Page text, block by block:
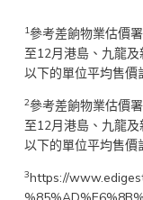
1參考差餉物業估價
至12月港島、九龍
以下的單位平均售價
2參考差餉物業估價
至12月港島、九龍
以下的單位平均售價
3https://